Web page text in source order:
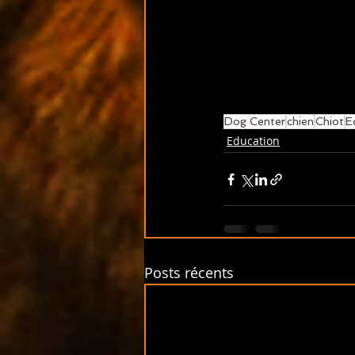
Dog CenterchienChiot
Education
Posts récents